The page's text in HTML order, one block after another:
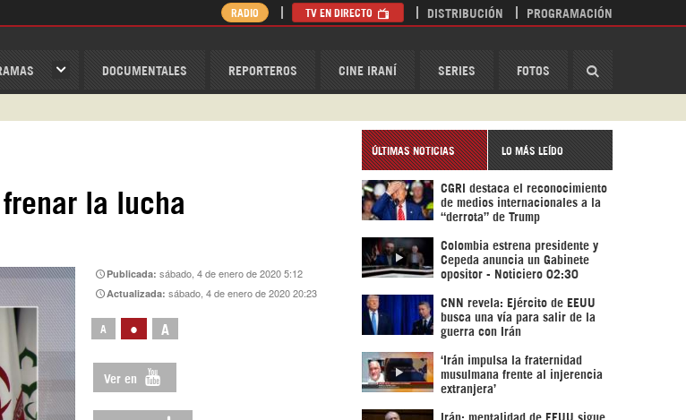
DOCUMENTALES REPORTEROS CINE IRANÍ SERIES FOTOS
RADIO TV EN DIRECTO DISTRIBUCIÓN PROGRAMACIÓN
frenar la lucha
Publicada:sábado, 4 de enero de 2020 5:12
Actualizada:sábado, 4 de enero de 2020 20:23
A • A
Ver en
ÚLTIMAS NOTICIAS LO MÁS LEÍDO
CGRI destaca el reconocimiento
de medios internacionales a la
“derrota” de Trump
Colombia estrena presidente y
Cepeda anuncia un Gabinete
opositor - Noticiero 02:30
CNN revela: Ejército de EEUU
busca una vía para salir de la
guerra con Irán
‘Irán impulsa la fraternidad
musulmana frente al injerencia
extranjera’
Irán: mentalidad de EEUU sigue